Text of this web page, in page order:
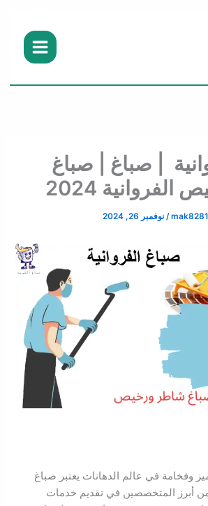
| صباغ | صباغ
2024
/نوفمبر 26, 2024
وفخامة في عالم الدهانات يعتبر صباغ
من أبرز المتخصصين في تقديم خدمات